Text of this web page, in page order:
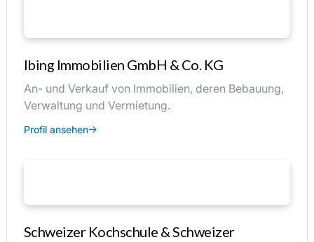
Ibing Immobilien GmbH & Co. KG
An- und Verkauf von Immobilien, deren Bebauung,
Verwaltung und Vermietung.
Profil ansehen
Schweizer Kochschule & Schweizer